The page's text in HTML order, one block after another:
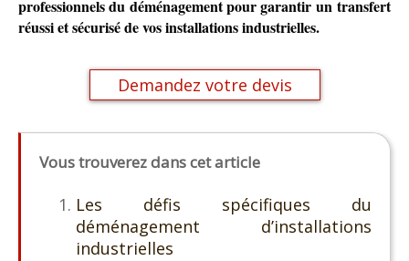
professionnels du déménagement pour garantir un transfert
réussi et sécurisé de vos installations industrielles.
Demandez votre devis
Vous trouverez dans cet article
Les défis spécifiques du
déménagement d’installations
industrielles